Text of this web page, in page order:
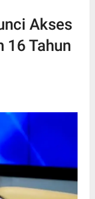
Akses
16 Tahun